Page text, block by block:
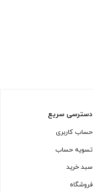
دسترسی سریع
حساب کاربری
تسویه حساب
سبد خرید
فروشگاه